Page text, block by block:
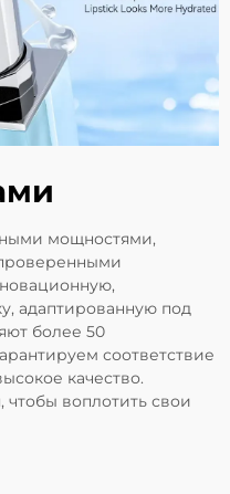
мощностями,
адаптированную под
более 50
соответствие
качество.
воплотить свои